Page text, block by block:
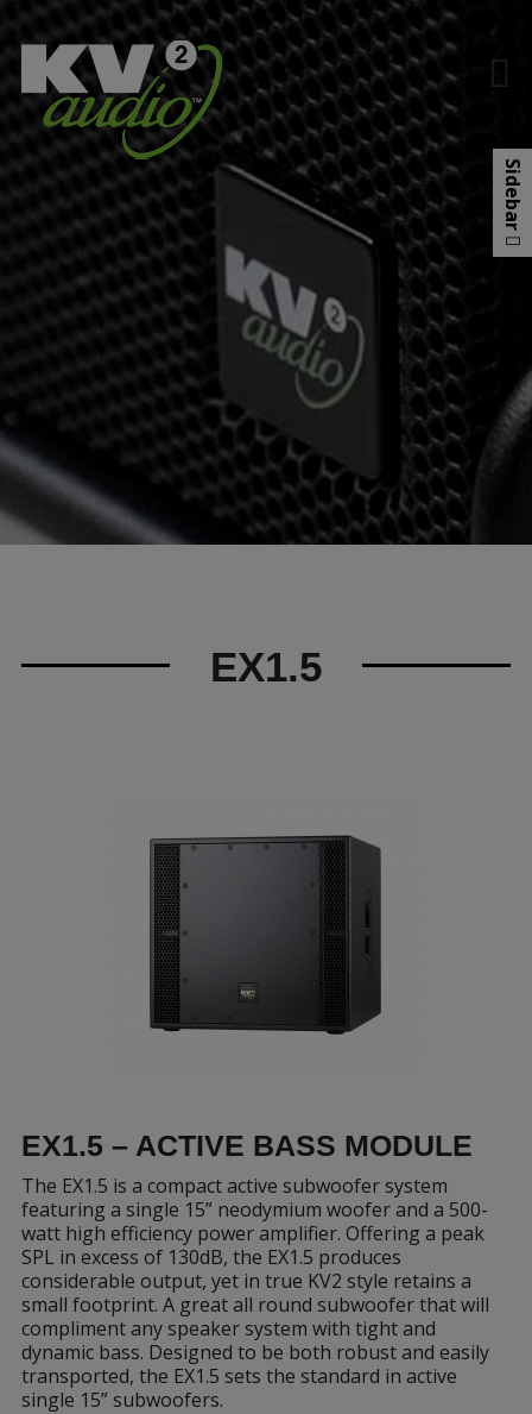
Hop
indholdet
EX1.5
EX1.5 – ACTIVE BASS MODULE
The EX1.5 is a compact active subwoofer system
featuring a single 15” neodymium woofer and a 500-
watt high efficiency power amplifier. Offering a peak
SPL in excess of 130dB, the EX1.5 produces
considerable output, yet in true KV2 style retains a
small footprint. A great all round subwoofer that will
compliment any speaker system with tight and
dynamic bass. Designed to be both robust and easily
transported, the EX1.5 sets the standard in active
single 15” subwoofers.
Sidebar